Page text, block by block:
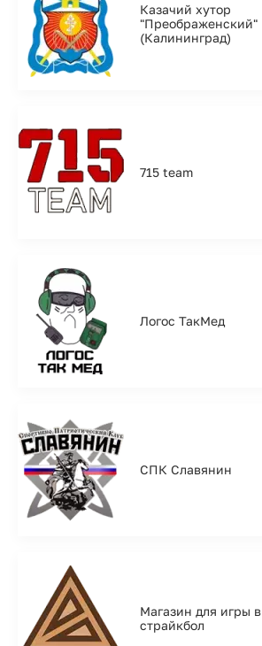
Казачий хутор
"Преображенский"
(Калининград)
715 team
Логос ТакМед
СПК Славянин
Магазин для игры в
страйкбол